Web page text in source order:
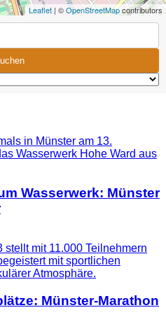
Leaflet | ©OpenStreetMapcontributors
Wasserwerk: Münster
Münster-Marathon